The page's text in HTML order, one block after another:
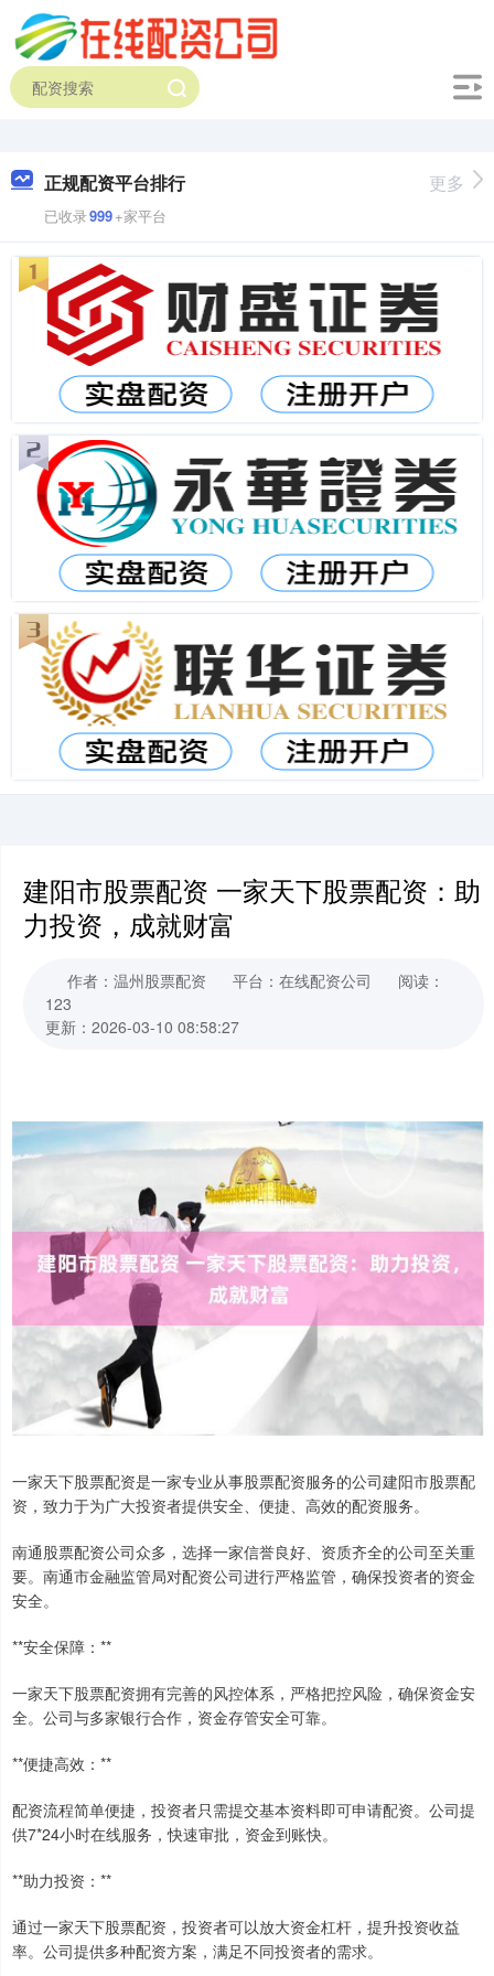
正规配资平台排行
已收录999+家平台
更多
建阳市股票配资 一家天下股票配资：助
力投资，成就财富
作者：温州股票配资 平台：在线配资公司
阅读：
123
更新：2026-03-10 08:58:27
一家天下股票配资是一家专业从事股票配资服务的公司建阳市股票配
资，致力于为广大投资者提供安全、便捷、高效的配资服务。
南通股票配资公司众多，选择一家信誉良好、资质齐全的公司至关重
要。南通市金融监管局对配资公司进行严格监管，确保投资者的资金
安全。
**安全保障：**
一家天下股票配资拥有完善的风控体系，严格把控风险，确保资金安
全。公司与多家银行合作，资金存管安全可靠。
**便捷高效：**
配资流程简单便捷，投资者只需提交基本资料即可申请配资。公司提
供7*24小时在线服务，快速审批，资金到账快。
**助力投资：**
通过一家天下股票配资，投资者可以放大资金杠杆，提升投资收益
率。公司提供多种配资方案，满足不同投资者的需求。